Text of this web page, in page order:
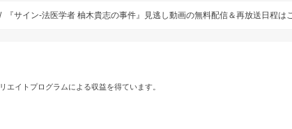
『サイン-法医学者 柚木貴志の事件』見逃し動画の無料配信＆再放送日程は
エイトプログラムによる収益を得ています。